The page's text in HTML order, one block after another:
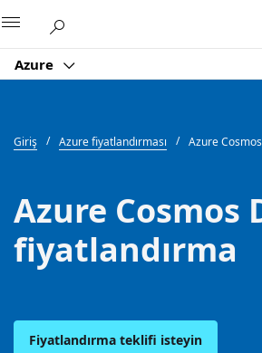
Azure
Giriş Azure fiyatlandırması Azure
Azure Cosmos
fiyatlandırma
Fiyatlandırma teklifi isteyin